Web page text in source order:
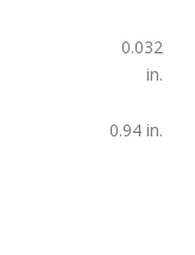
0.032
in.
0.94 in.